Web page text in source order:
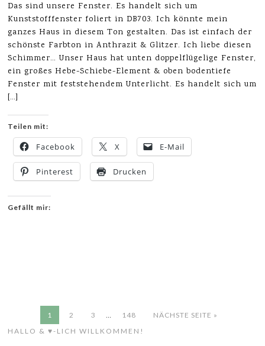
Das sind unsere Fenster. Es handelt sich um
Kunststofffenster foliert in DB703. Ich könnte mein
ganzes Haus in diesem Ton gestalten. Das ist einfach der
schönste Farbton in Anthrazit & Glitzer. Ich liebe diesen
Schimmer… Unser Haus hat unten doppelflügelige Fenster,
ein großes Hebe-Schiebe-Element & oben bodentiefe
Fenster mit feststehendem Unterlicht. Es handelt sich um
[…]
Teilen mit:
Facebook X E-Mail
Pinterest Drucken
Gefällt mir:
1 2 3 … 148
NÄCHSTE SEITE »
HALLO & ♥-LICH WILLKOMMEN!